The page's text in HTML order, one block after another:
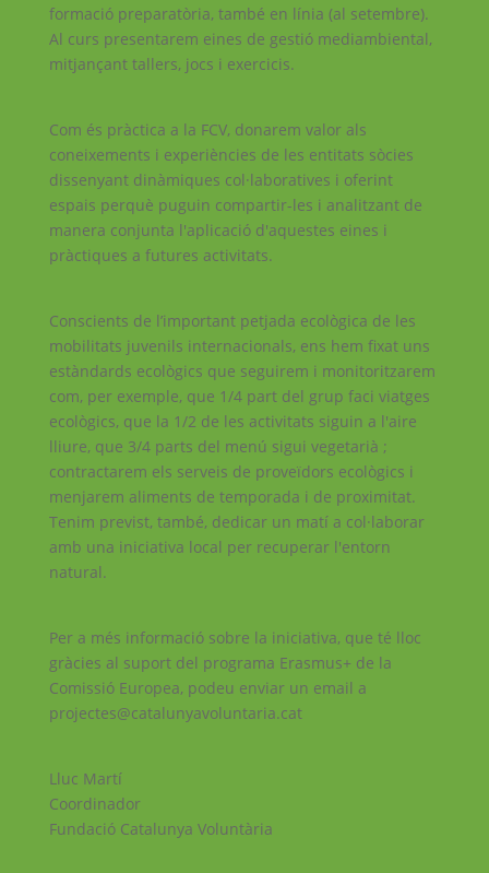
formació preparatòria, també en línia (al setembre).
Al curs presentarem eines de gestió mediambiental,
mitjançant tallers, jocs i exercicis.
Com és pràctica a la FCV, donarem valor als
coneixements i experiències de les entitats sòcies
dissenyant dinàmiques col·laboratives i oferint
espais perquè puguin compartir-les i analitzant de
manera conjunta l'aplicació d'aquestes eines i
pràctiques a futures activitats.
Conscients de l’important petjada ecològica de les
mobilitats juvenils internacionals, ens hem fixat uns
estàndards ecològics que seguirem i monitoritzarem
com, per exemple, que 1/4 part del grup faci viatges
ecològics, que la 1/2 de les activitats siguin a l'aire
lliure, que 3/4 parts del menú sigui vegetarià ;
contractarem els serveis de proveïdors ecològics i
menjarem aliments de temporada i de proximitat.
Tenim previst, també, dedicar un matí a col·laborar
amb una iniciativa local per recuperar l'entorn
natural.
Per a més informació sobre la iniciativa, que té lloc
gràcies al suport del programa Erasmus+ de la
Comissió Europea, podeu enviar un email a
projectes@catalunyavoluntaria.cat
Lluc Martí
Coordinador
Fundació Catalunya Voluntària